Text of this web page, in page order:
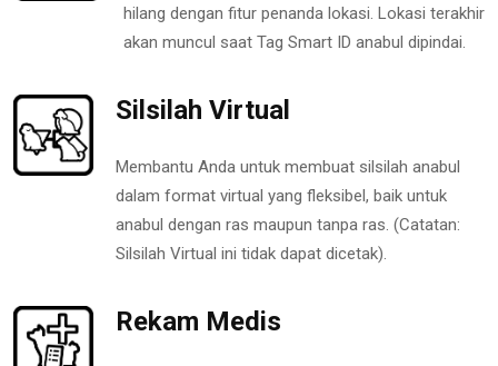
hilang dengan fitur penanda lokasi. Lokasi terakhir
akan muncul saat Tag Smart ID anabul dipindai.
Silsilah Virtual
Membantu Anda untuk membuat silsilah anabul
dalam format virtual yang fleksibel, baik untuk
anabul dengan ras maupun tanpa ras. (Catatan:
Silsilah Virtual ini tidak dapat dicetak).
Rekam Medis